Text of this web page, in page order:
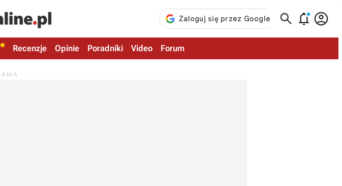
  
Recenzje Opinie Poradniki Video Forum